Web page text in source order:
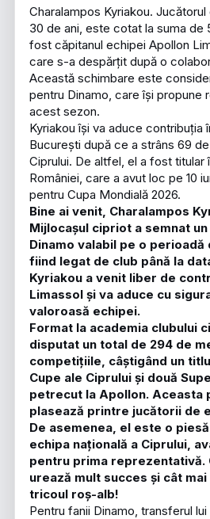
Charalampos Kyriakou.
30 de ani, este cotat la suma de
fost căpitanul echipei Apollon
care s-a despărțit după o
Această schimbare este
pentru Dinamo, care își propune
acest sezon.
Kyriakou își va aduce contribuția
București după ce a strâns 69
Ciprului. De altfel, el a fost titular
României, care a avut loc pe 10
pentru Cupa Mondială 2026.
Bine ai venit, Charalampos
Mijlocașul cipriot a semnat
Dinamo valabil pe o perioadă
fiind legat de club până la
Kyriakou a venit liber de
Limassol și va aduce cu
valoroasă echipei.
Format la academia clubului
disputat un total de 294 de
competițiile, câștigând un
Cupe ale Ciprului și două
petrecut la Apollon. Aceasta
plasează printre jucătorii de
De asemenea, el este o
echipa națională a Ciprului,
pentru prima reprezentativă.
urează mult succes și cât
tricoul roș-alb!
Pentru fanii Dinamo, transferul